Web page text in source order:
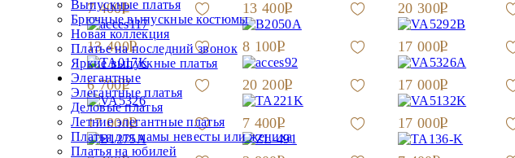
Выпускные платья
Брючные выпускные костюмы
Новая коллекция
Платье на последний звонок
Яркие выпускные платья
Элегантные
Элегантные платья
Деловые платья
Летние элегантные платья
Платья для мамы невесты или жениха
Платья на юбилей
7 400 13 400 20 300
13 400 8 100 17 000
6 700 20 200 17 000
17 000 7 400 17 000